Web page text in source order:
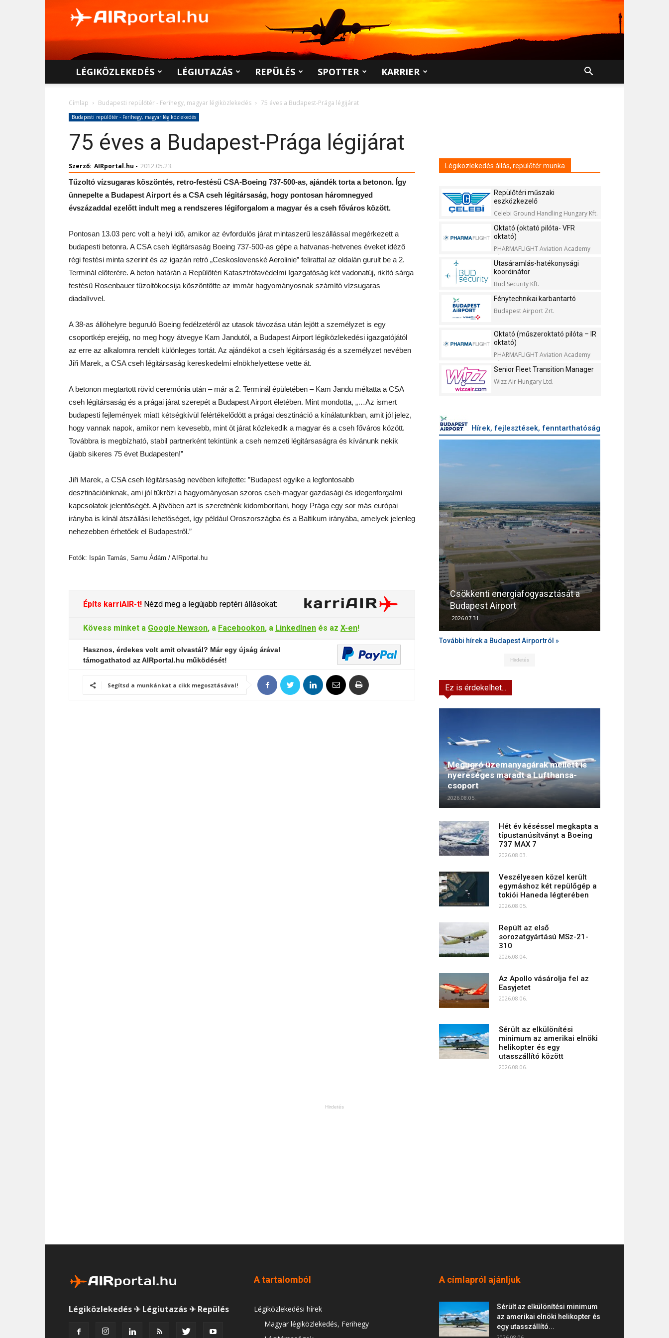
LÉGIKÖZLEKEDÉS LÉGIUTAZÁS REPÜLÉS SPOTTER KARRIER
Címlap Budapesti repülőtér - Ferihegy, magyar légiközlekedés 75 éves a Budapest-Prága légijárat
Budapesti repülőtér - Ferihegy, magyar légiközlekedés
75 éves a Budapest-Prága légijárat
Szerző: AIRportal.hu - 2012.05.23.
Tűzoltó vízsugaras köszöntés, retro-festésű CSA-Boeing 737-500-as, ajándék torta a betonon. Így
ünnepelte a Budapest Airport és a CSA cseh légitársaság, hogy pontosan háromnegyed
évszázaddal ezelőtt indult meg a rendszeres légiforgalom a magyar és a cseh főváros között.
Pontosan 13.03 perc volt a helyi idő, amikor az évfordulós járat mintaszerű leszállással megérkezett a
budapesti betonra. A CSA cseh légitársaság Boeing 737-500-as gépe a hatvanas-hetvenes éveket idéző
régi festési minta szerint és az igazán retró „Ceskoslovenské Aerolinie” felirattal az oldalán gurult be a 2.
Terminál előterére. A beton határán a Repülőtéri Katasztrófavédelmi Igazgatóság két vadonatúj, rikító sárga
festésű Rosenbauer tűzoltókocsija köszöntötte az immár hagyományosnak számító vízsugaras
diadalívvel.
A 38-as állóhelyre beguruló Boeing fedélzetéről az utasok távozása után lejött a személyzet is egy
csoportkép erejéig, no meg hogy átvegye Kam Jandutól, a Budapest Airport légiközlekedési igazgatójától
az erre az alkalomra rendelt különleges tortát. Az ajándékot a cseh légitársaság és a személyzet nevében
Jiři Marek, a CSA cseh légitársaság kereskedelmi elnökhelyettese vette át.
A betonon megtartott rövid ceremónia után – már a 2. Terminál épületében – Kam Jandu méltatta a CSA
cseh légitársaság és a prágai járat szerepét a Budapest Airport életében. Mint mondotta, „…Az ismert
budapesti fejlemények miatt kétségkívül felértékelődött a prágai desztináció a kínálatunkban, amit jól jelez,
hogy vannak napok, amikor nem kevesebb, mint öt járat közlekedik a magyar és a cseh főváros között.
Továbbra is megbízható, stabil partnerként tekintünk a cseh nemzeti légitársaságra és kívánunk nekik
újabb sikeres 75 évet Budapesten!”
Jiři Marek, a CSA cseh légitársaság nevében kifejtette: ”Budapest egyike a legfontosabb
desztinációinknak, ami jól tükrözi a hagyományosan szoros cseh-magyar gazdasági és idegenforgalmi
kapcsolatok jelentőségét. A jövőben azt is szeretnénk kidomborítani, hogy Prága egy sor más európai
irányba is kínál átszállási lehetőséget, így például Oroszországba és a Baltikum irányába, amelyek jelenleg
nehezebben érhetőek el Budapestről.”
Fotók: Ispán Tamás, Samu Ádám / AIRportal.hu
Építs karriAIR-t! Nézd meg a legújabb reptéri állásokat:
Kövess minket a Google Newson, a Facebookon, a LinkedInen és az X-en!
Hasznos, érdekes volt amit olvastál? Már egy újság árával
támogathatod az AIRportal.hu működését!
Segítsd a munkánkat a cikk megosztásával!
Légiközlekedés állás, repülőtér munka
Repülőtéri műszaki
eszközkezelő
Celebi Ground Handling Hungary Kft.
Oktató (oktató pilóta- VFR
oktató)
PHARMAFLIGHT Aviation Academy
Kft.
Utasáramlás-hatékonysági
koordinátor
Bud Security Kft.
Fénytechnikai karbantartó
Budapest Airport Zrt.
Oktató (műszeroktató pilóta – IR
oktató)
PHARMAFLIGHT Aviation Academy
Kft.
Senior Fleet Transition Manager
Wizz Air Hungary Ltd.
Hírek, fejlesztések, fenntarthatóság
Csökkenti energiafogyasztását a
Budapest Airport
2026.07.31.
További hírek a Budapest Airportról »
Hirdetés
Ez is érdekelhet...
Megugró üzemanyagárak mellett is
nyereséges maradt a Lufthansa-
csoport
2026.08.05.
Hét év késéssel megkapta a
típustanúsítványt a Boeing
737 MAX 7
2026.08.03.
Veszélyesen közel került
egymáshoz két repülőgép a
tokiói Haneda légterében
2026.08.05.
Repült az első
sorozatgyártású MSz-21-
310
2026.08.04.
Az Apollo vásárolja fel az
Easyjetet
2026.08.06.
Sérült az elkülönítési
minimum az amerikai elnöki
helikopter és egy
utasszállító között
2026.08.06.
Hirdetés
Légiközlekedés ✈ Légiutazás ✈ Repülés
A tartalomból
Légiközlekedési hírek
Magyar légiközlekedés, Ferihegy
A címlapról ajánljuk
Sérült az elkülönítési minimum
az amerikai elnöki helikopter és
egy utasszállító...